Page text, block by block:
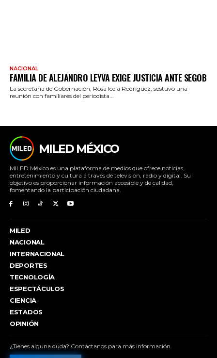
NACIONAL
FAMILIA DE ALEJANDRO LEYVA EXIGE JUSTICIA ANTE SEGOB
La secretaria de Gobernación, Rosa Icela Rodríguez, sostuvo una
reunión con familiares del periodista...
MILED MÉXICO
MILED México es una plataforma de medios que ofrece noticias,
entretenimiento y cultura a través de televisión, radio y digital. Su
objetivo es proporcionar información accesible y de calidad,
fomentando la participación ciudadana.
MILED
NACIONAL
INTERNACIONAL
DEPORTES
TECNOLOGÍA
ESPECTÁCULOS
CIENCIA
ESTADOS
OPINIÓN
¿Tienes alguna duda? Contáctanos para más información.